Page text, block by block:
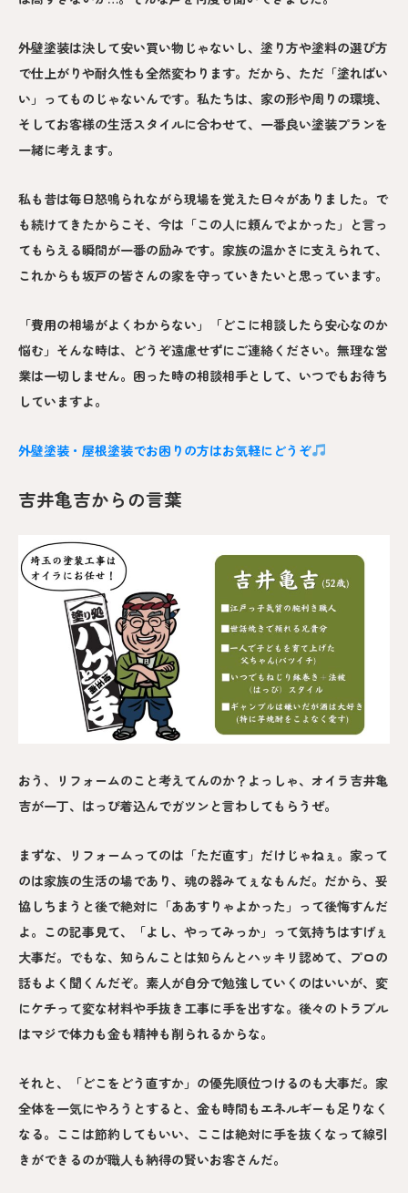
外壁塗装は決して安い買い物じゃないし、塗り方や塗料の選び方
で仕上がりや耐久性も全然変わります。だから、ただ「塗ればい
い」ってものじゃないんです。私たちは、家の形や周りの環境、
そしてお客様の生活スタイルに合わせて、一番良い塗装プランを
一緒に考えます。
私も昔は毎日怒鳴られながら現場を覚えた日々がありました。で
も続けてきたからこそ、今は「この人に頼んでよかった」と言っ
てもらえる瞬間が一番の励みです。家族の温かさに支えられて、
これからも坂戸の皆さんの家を守っていきたいと思っています。
「費用の相場がよくわからない」「どこに相談したら安心なのか
悩む」そんな時は、どうぞ遠慮せずにご連絡ください。無理な営
業は一切しません。困った時の相談相手として、いつでもお待ち
していますよ。
外壁塗装・屋根塗装でお困りの方はお気軽にどうぞ
吉井亀吉からの言葉
おう、リフォームのこと考えてんのか？よっしゃ、オイラ吉井亀
吉が一丁、はっぴ着込んでガツンと言わしてもらうぜ。
まずな、リフォームってのは「ただ直す」だけじゃねぇ。家って
のは家族の生活の場であり、魂の器みてぇなもんだ。だから、妥
協しちまうと後で絶対に「ああすりゃよかった」って後悔すんだ
よ。この記事見て、「よし、やってみっか」って気持ちはすげぇ
大事だ。でもな、知らんことは知らんとハッキリ認めて、プロの
話もよく聞くんだぞ。素人が自分で勉強していくのはいいが、変
にケチって変な材料や手抜き工事に手を出すな。後々のトラブル
はマジで体力も金も精神も削られるからな。
それと、「どこをどう直すか」の優先順位つけるのも大事だ。家
全体を一気にやろうとすると、金も時間もエネルギーも足りなく
なる。ここは節約してもいい、ここは絶対に手を抜くなって線引
きができるのが職人も納得の賢いお客さんだ。